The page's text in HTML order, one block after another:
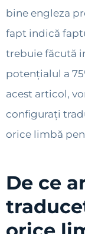
bine engleza
fapt indică
trebuie făcută
potențialul a
acest articol,
configurați
orice limbă
De ce